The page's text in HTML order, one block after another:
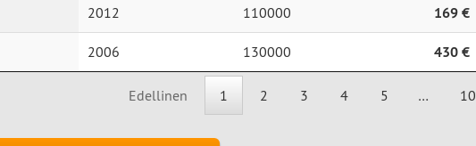
2012 110000 169 €
2006 130000 430 €
Edellinen 1 2 3 4 5 … 10